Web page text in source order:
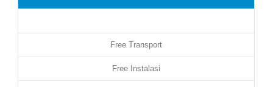
Free Transport
Free Instalasi